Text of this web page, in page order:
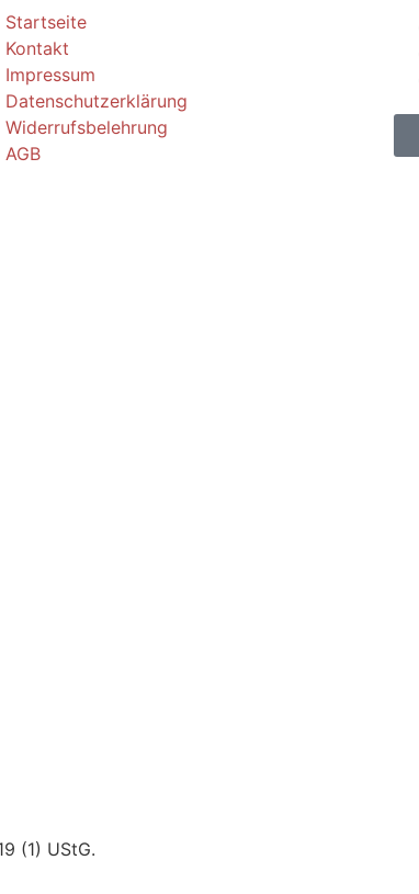
Startseite
Kontakt
Impressum
Datenschutzerklärung
Widerrufsbelehrung
AGB
(1) UStG.